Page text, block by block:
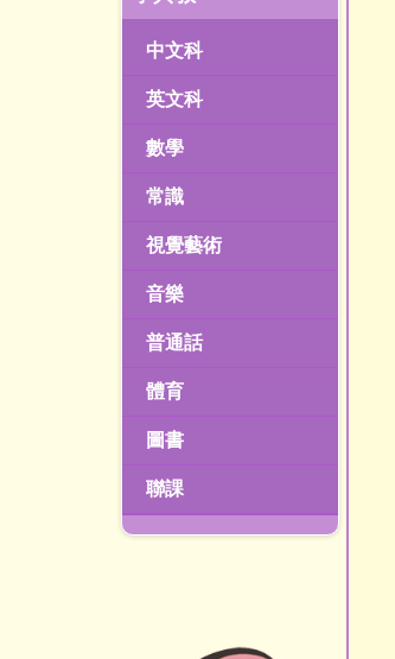
中文科
英文科
數學
常識
視覺藝術
音樂
普通話
體育
圖書
聯課